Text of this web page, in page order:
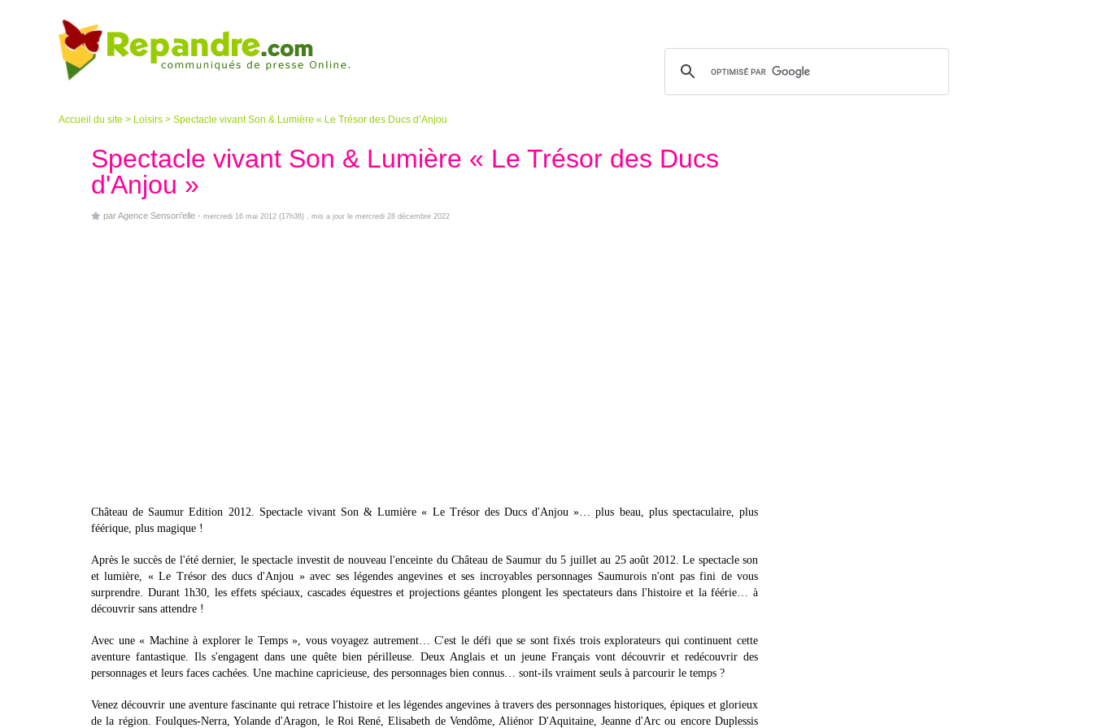
Accueil du site > Loisirs > Spectacle vivant Son & Lumière « Le Trésor des Ducs d’Anjou
Spectacle vivant Son & Lumière « Le Trésor des Ducs
d'Anjou »
parAgence Sensori’elle - mercredi 16 mai 2012 (17h38) , mis a jour le mercredi 28 décembre 2022
Château de Saumur Edition 2012. Spectacle vivant Son & Lumière « Le Trésor des Ducs d'Anjou »… plus beau, plus spectaculaire, plus
féérique, plus magique !
Après le succès de l'été dernier, le spectacle investit de nouveau l'enceinte du Château de Saumur du 5 juillet au 25 août 2012. Le spectacle son
et lumière, « Le Trésor des ducs d'Anjou » avec ses légendes angevines et ses incroyables personnages Saumurois n'ont pas fini de vous
surprendre. Durant 1h30, les effets spéciaux, cascades équestres et projections géantes plongent les spectateurs dans l'histoire et la féérie… à
découvrir sans attendre !
Avec une « Machine à explorer le Temps », vous voyagez autrement… C'est le défi que se sont fixés trois explorateurs qui continuent cette
aventure fantastique. Ils s'engagent dans une quête bien périlleuse. Deux Anglais et un jeune Français vont découvrir et redécouvrir des
personnages et leurs faces cachées. Une machine capricieuse, des personnages bien connus… sont-ils vraiment seuls à parcourir le temps ?
Venez découvrir une aventure fascinante qui retrace l'histoire et les légendes angevines à travers des personnages historiques, épiques et glorieux
de la région. Foulques-Nerra, Yolande d'Aragon, le Roi René, Elisabeth de Vendôme, Aliénor D'Aquitaine, Jeanne d'Arc ou encore Duplessis